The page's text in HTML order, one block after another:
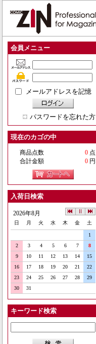
会員メニュー
メールアドレスを記憶
パスワードを忘れた方
現在のカゴの中
商品点数 0 点
合計金額
0 円
入荷日検索
2026年8月
日 月 火 水 木 金 土
1
2
3 4 5 6 7
8
9
10 11 12 13 14
15
16
17 18 19 20 21
22
23
24 25 26 27 28
29
30
31
キーワード検索